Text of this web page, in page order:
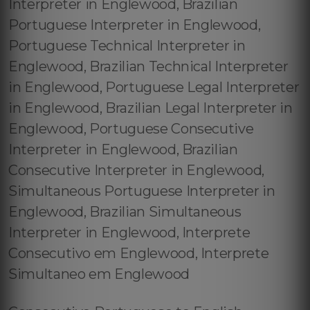
Interpreter in Englewood, Brazilian
Portuguese Interpreter in Englewood,
Portuguese Technical Interpreter in
Englewood, Brazilian Technical Interpreter
in Englewood, Portuguese Legal Interpreter
in Englewood, Brazilian Legal Interpreter in
Englewood, Portuguese Consecutive
Interpreter in Englewood, Brazilian
Consecutive Interpreter in Englewood,
Simultaneous Portuguese Interpreter in
Englewood, Brazilian Simultaneous
Interpreter in Englewood, Interprete
Consecutivo em Englewood, Interprete
Simultaneo em Englewood